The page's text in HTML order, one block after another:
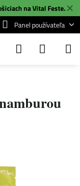
✕
naVital Feste.
Panel používateľa